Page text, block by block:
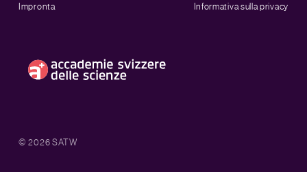
Impronta Informativa sulla privacy
© 2026 SATW